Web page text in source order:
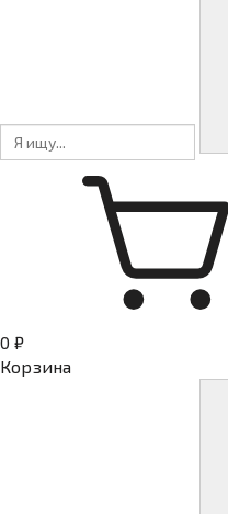
0 ₽
Корзина